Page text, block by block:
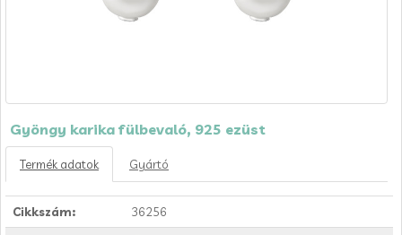
Gyöngy karika fülbevaló, 925 ezüst
Termék adatok Gyártó
Cikkszám: 36256